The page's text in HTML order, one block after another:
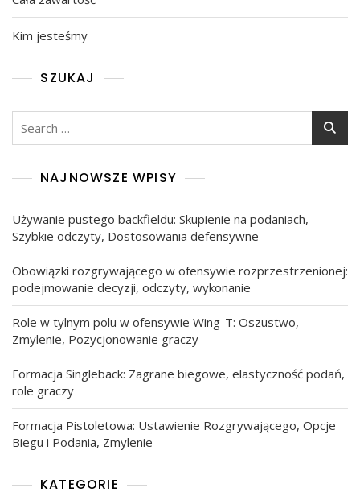
Kim jesteśmy
SZUKAJ
NAJNOWSZE WPISY
Używanie pustego backfieldu: Skupienie na podaniach,
Szybkie odczyty, Dostosowania defensywne
Obowiązki rozgrywającego w ofensywie rozprzestrzenionej:
podejmowanie decyzji, odczyty, wykonanie
Role w tylnym polu w ofensywie Wing-T: Oszustwo,
Zmylenie, Pozycjonowanie graczy
Formacja Singleback: Zagrane biegowe, elastyczność podań,
role graczy
Formacja Pistoletowa: Ustawienie Rozgrywającego, Opcje
Biegu i Podania, Zmylenie
KATEGORIE